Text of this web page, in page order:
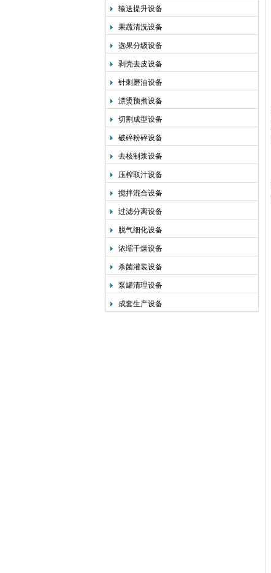
输送提升设备
果蔬清洗设备
选果分级设备
剥壳去皮设备
针刺磨油设备
漂烫预煮设备
切割成型设备
破碎粉碎设备
去核制浆设备
压榨取汁设备
搅拌混合设备
过滤分离设备
脱气细化设备
浓缩干燥设备
杀菌灌装设备
泵罐清理设备
成套生产设备